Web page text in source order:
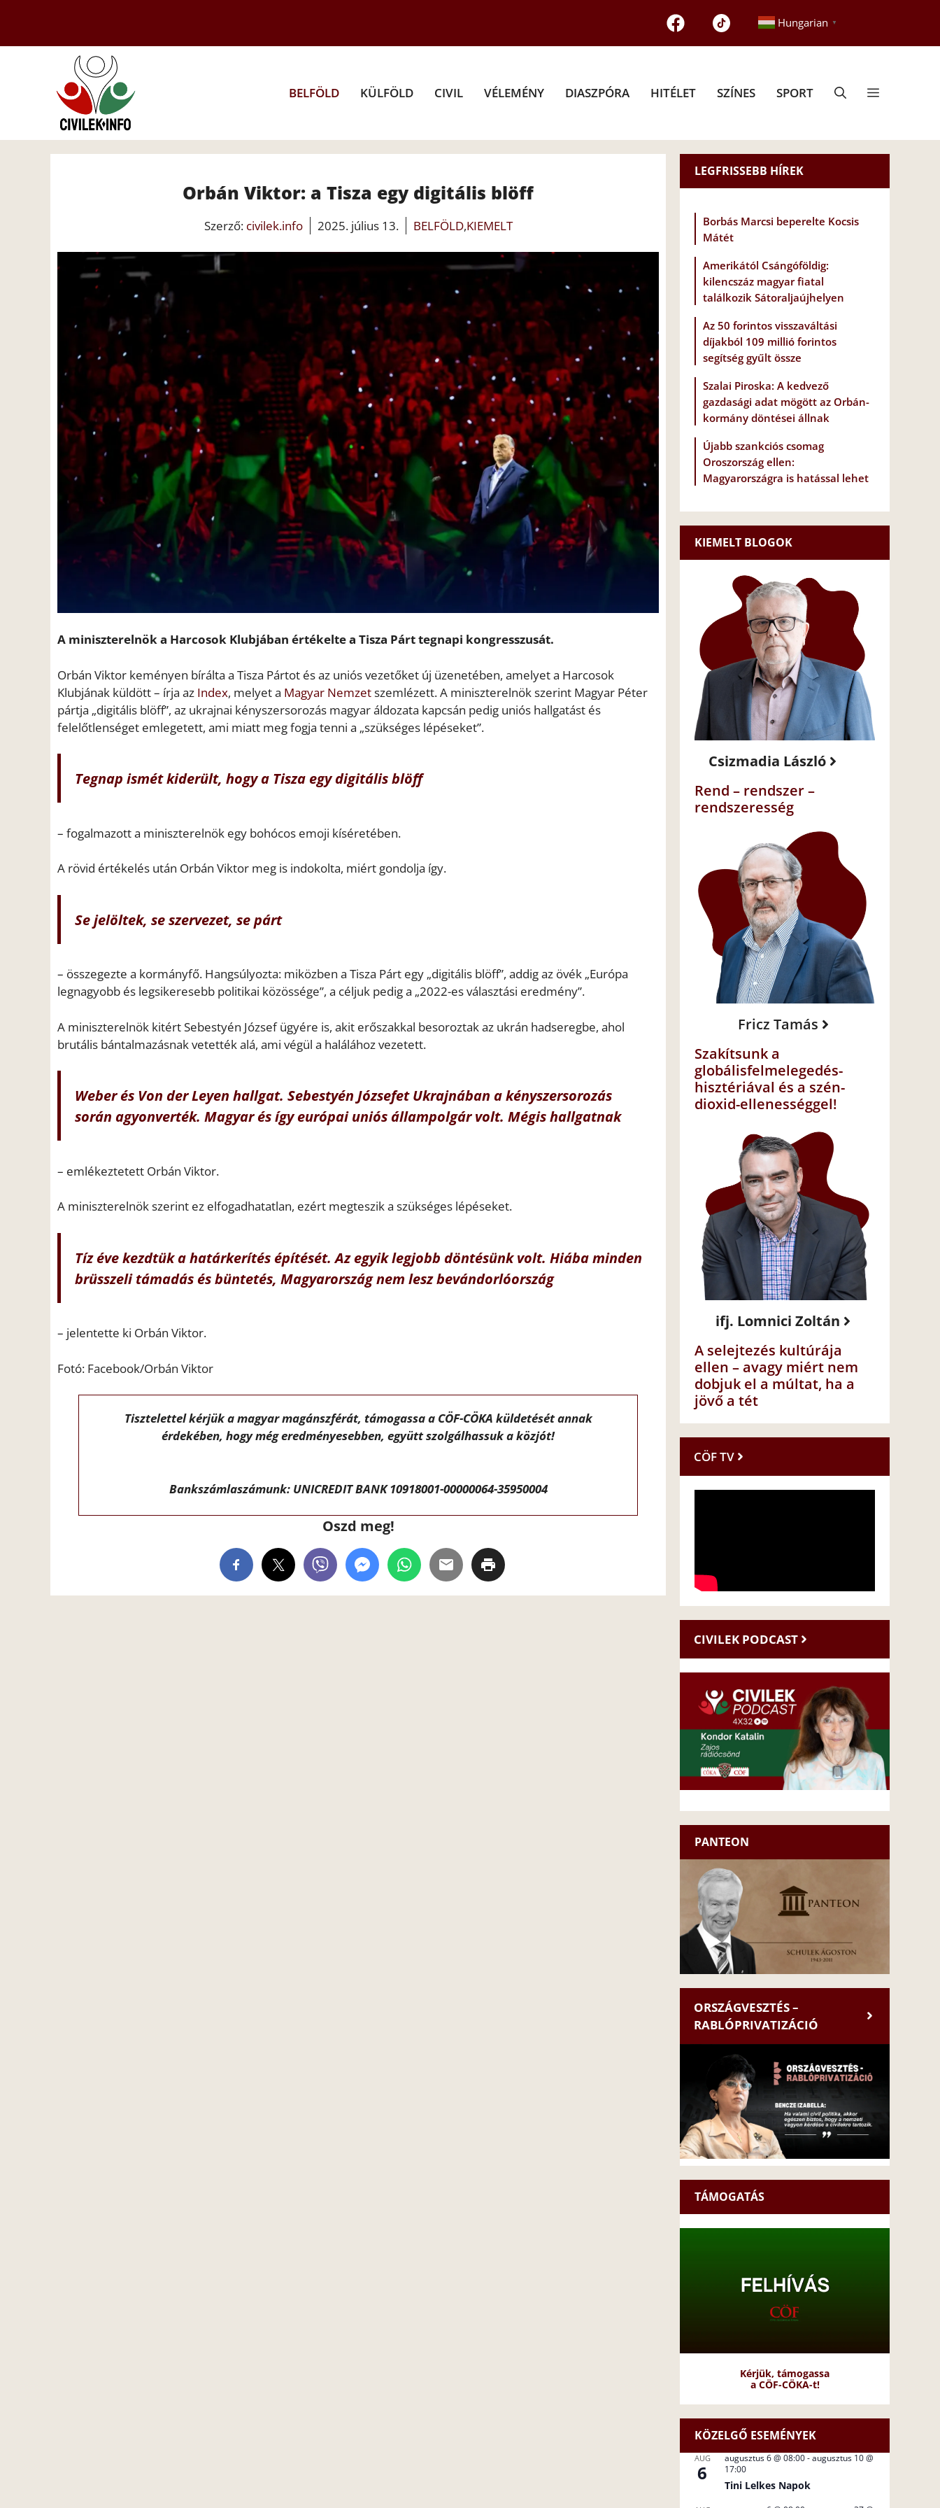
tartalomba
Hungarian ▼
BELFÖLD KÜLFÖLD CIVIL VÉLEMÉNY DIASZPÓRA HITÉLET SZÍNES SPORT
Orbán Viktor: a Tisza egy digitális blöff
Szerző: civilek.info 2025. július 13. BELFÖLD,KIEMELT
A miniszterelnök a Harcosok Klubjában értékelte a Tisza Párt tegnapi kongresszusát.
Orbán Viktor keményen bírálta a Tisza Pártot és az uniós vezetőket új üzenetében, amelyet a Harcosok
Klubjának küldött – írja az Index, melyet a Magyar Nemzetszemlézett. A miniszterelnök szerint Magyar Péter
pártja „digitális blöff”, az ukrajnai kényszersorozás magyar áldozata kapcsán pedig uniós hallgatást és
felelőtlenséget emlegetett, ami miatt meg fogja tenni a „szükséges lépéseket”.
Tegnap ismét kiderült, hogy a Tisza egy digitális blöff
– fogalmazott a miniszterelnök egy bohócos emoji kíséretében.
A rövid értékelés után Orbán Viktor meg is indokolta, miért gondolja így.
Se jelöltek, se szervezet, se párt
– összegezte a kormányfő. Hangsúlyozta: miközben a Tisza Párt egy „digitális blöff”, addig az övék „Európa
legnagyobb és legsikeresebb politikai közössége”, a céljuk pedig a „2022-es választási eredmény”.
A miniszterelnök kitért Sebestyén József ügyére is, akit erőszakkal besoroztak az ukrán hadseregbe, ahol
brutális bántalmazásnak vetették alá, ami végül a halálához vezetett.
Weber és Von der Leyen hallgat. Sebestyén Józsefet Ukrajnában a kényszersorozás
során agyonverték. Magyar és így európai uniós állampolgár volt. Mégis hallgatnak
– emlékeztetett Orbán Viktor.
A miniszterelnök szerint ez elfogadhatatlan, ezért megteszik a szükséges lépéseket.
Tíz éve kezdtük a határkerítés építését. Az egyik legjobb döntésünk volt. Hiába minden
brüsszeli támadás és büntetés, Magyarország nem lesz bevándorlóország
– jelentette ki Orbán Viktor.
Fotó: Facebook/Orbán Viktor
Tisztelettel kérjük a magyar magánszférát, támogassa a CÖF-CÖKA küldetését annak
érdekében, hogy még eredményesebben, együtt szolgálhassuk a közjót!
Bankszámlaszámunk: UNICREDIT BANK 10918001-00000064-35950004
Oszd meg!
LEGFRISSEBB HÍREK
Borbás Marcsi beperelte Kocsis
Mátét
Amerikától Csángóföldig:
kilencszáz magyar fiatal
találkozik Sátoraljaújhelyen
Az 50 forintos visszaváltási
díjakból 109 millió forintos
segítség gyűlt össze
Szalai Piroska: A kedvező
gazdasági adat mögött az Orbán-
kormány döntései állnak
Újabb szankciós csomag
Oroszország ellen:
Magyarországra is hatással lehet
KIEMELT BLOGOK
Csizmadia László
Rend – rendszer –
rendszeresség
Fricz Tamás
Szakítsunk a
globálisfelmelegedés-
hisztériával és a szén-
dioxid-ellenességgel!
ifj. Lomnici Zoltán
A selejtezés kultúrája
ellen – avagy miért nem
dobjuk el a múltat, ha a
jövő a tét
CÖF TV
CIVILEK PODCAST
PANTEON
ORSZÁGVESZTÉS –
RABLÓPRIVATIZÁCIÓ
TÁMOGATÁS
Kérjük, támogassa
a CÖF-CÖKA-t!
KÖZELGŐ ESEMÉNYEK
AUG
6
augusztus 6 @ 08:00-augusztus 10 @
17:00
Tini Lelkes Napok